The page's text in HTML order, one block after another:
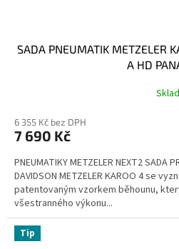
SADA PNEUMATIK METZELER
A HD
6 355 Kč bez DPH
7 690 Kč
PNEUMATIKY METZELER NEXT2 SADA
DAVIDSON METZELER KAROO 4 se
patentovaným vzorkem běhounu,
všestranného výkonu...
Tip